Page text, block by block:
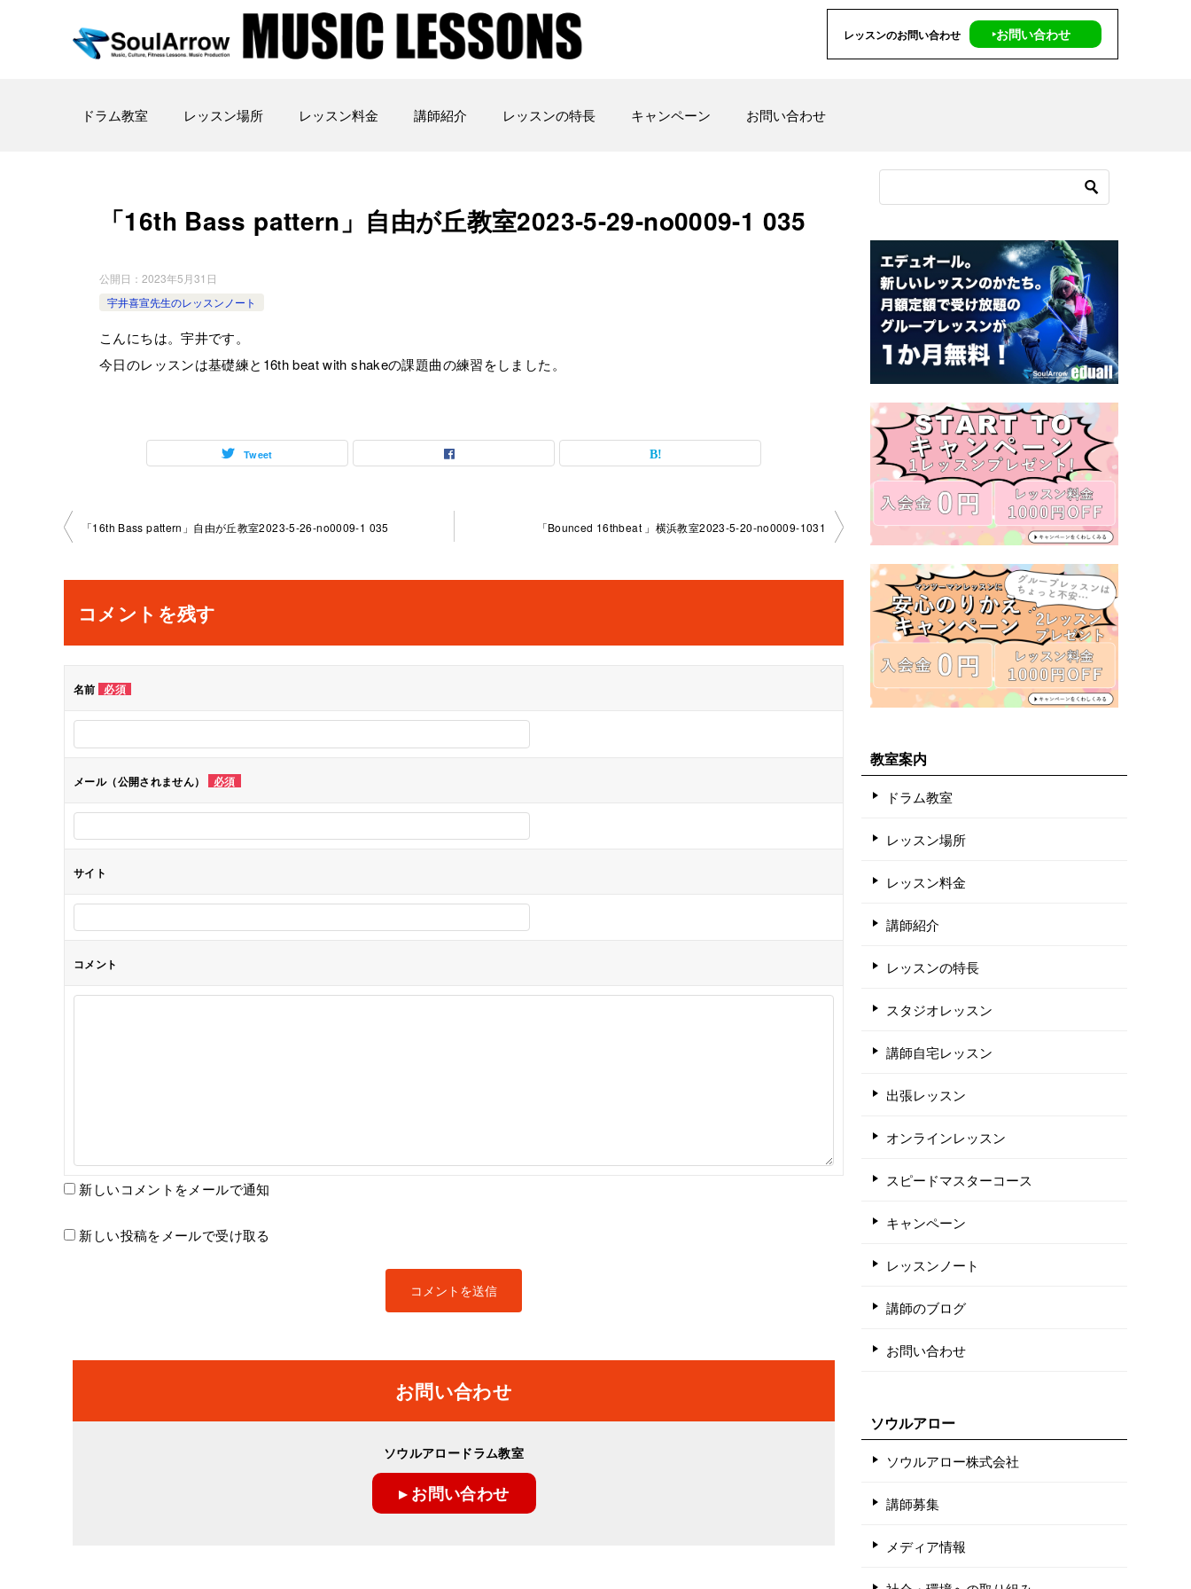
レッスンのお問い合わせ ‣お問い合わせ
ドラム教室 レッスン場所 レッスン料金 講師紹介 レッスンの特長 キャンペーン お問い合わせ
「16th Bass pattern」自由が丘教室2023-5-29-no0009-1 035
公開日： 2023年5月31日
宇井喜宣先生のレッスンノート
こんにちは。宇井です。
今日のレッスンは基礎練と16th beat with shakeの課題曲の練習をしました。
Tweet
投
ナ
ビ
ゲ
ー
シ
ョ
「16th Bass pattern」自由が丘教室2023-5-26-no0009-1 035 「Bounced 16thbeat 」横浜教室2023-5-20-no0009-1031
コメントを残す
名前 必須
メール（公開されません） 必須
サイト
コメント
新しいコメントをメールで通知
新しい投稿をメールで受け取る
お問い合わせ
ソウルアロードラム教室
▸ お問い合わせ
教室案内
ドラム教室
レッスン場所
レッスン料金
講師紹介
レッスンの特長
スタジオレッスン
講師自宅レッスン
出張レッスン
オンラインレッスン
スピードマスターコース
キャンペーン
レッスンノート
講師のブログ
お問い合わせ
ソウルアロー
ソウルアロー株式会社
講師募集
メディア情報